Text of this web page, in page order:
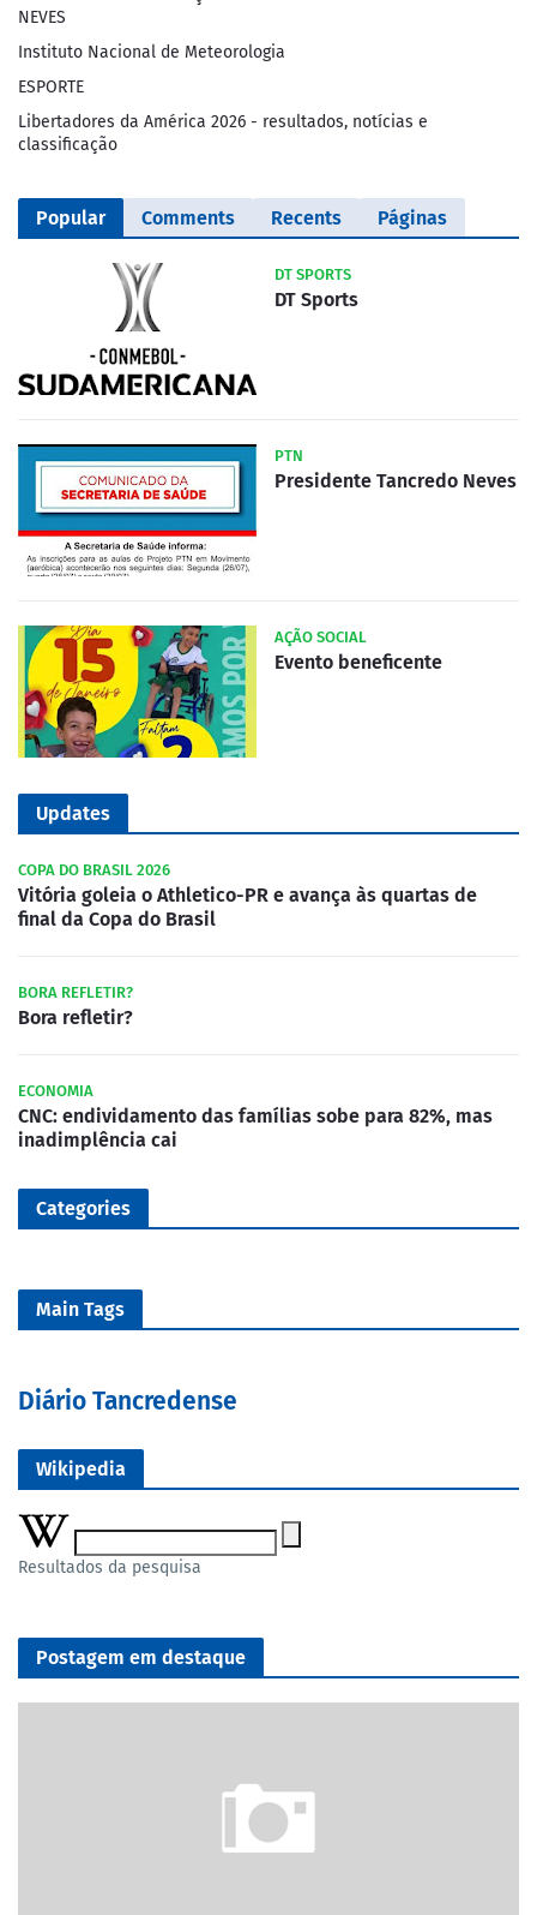
NEVES
Instituto Nacional de Meteorologia
ESPORTE
Libertadores da América 2026 - resultados, notícias e
classificação
Popular Comments Recents Páginas
DT SPORTS
DT Sports
PTN
Presidente Tancredo Neves
AÇÃO SOCIAL
Evento beneficente
Updates
COPA DO BRASIL 2026
Vitória goleia o Athletico-PR e avança às quartas de
final da Copa do Brasil
BORA REFLETIR?
Bora refletir?
ECONOMIA
CNC: endividamento das famílias sobe para 82%, mas
inadimplência cai
Categories
Main Tags
Diário Tancredense
Wikipedia
Resultados da pesquisa
Postagem em destaque